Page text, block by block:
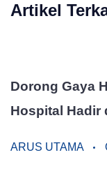
Artikel
Dorong Gaya
Hospital Hadir
ARUS UTAMA